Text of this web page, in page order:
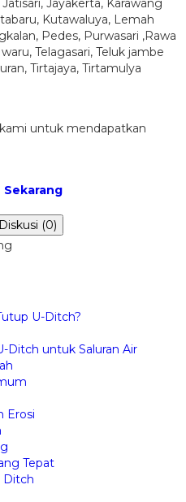
Jayakerta, Karawang
Kutawaluya, Lemah
Pedes, Purwasari ,Rawa
Telagasari, Teluk jambe
Tirtajaya, Tirtamulya
untuk mendapatkan
Sekarang
Diskusi (0)
U-Ditch?
Ditch untuk Saluran Air
Erosi
Tepat
Ditch